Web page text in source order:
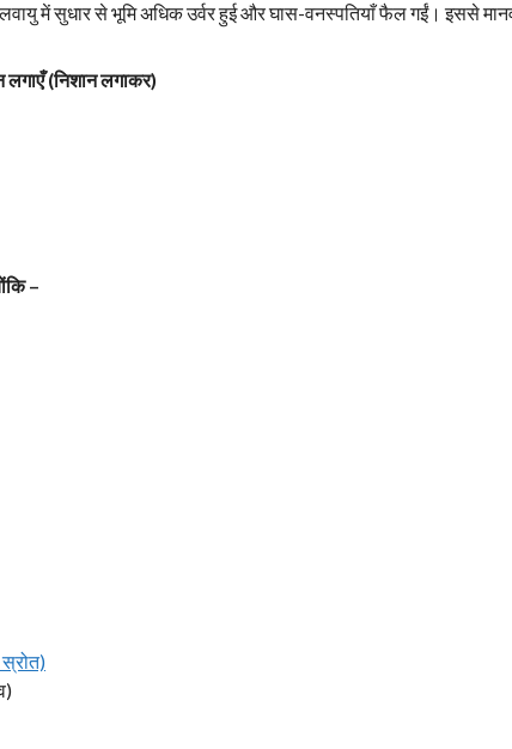
में सुधार से भूमि अधिक उर्वर हुई और घास-वनस्पतियाँ फैल गईं। इससे
(निशान लगाकर)
–